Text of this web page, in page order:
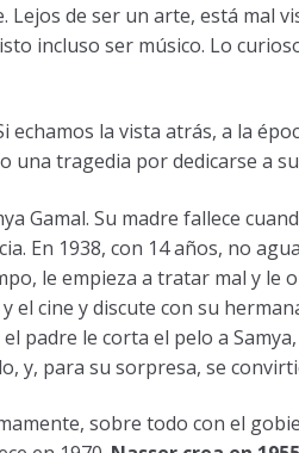
Lejos de ser un arte, está
incluso ser músico. Lo
echamos la vista atrás, a la
una tragedia por dedicarse a
Gamal. Su madre fallece
En 1938, con 14 años, no
le empieza a tratar mal y le
el cine y discute con su
padre le corta el pelo a
y, para su sorpresa, se
sobre todo con el